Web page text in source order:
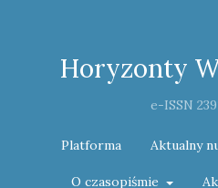
Horyzonty
e-ISSN
Platforma Aktualny
O czasopiśmie